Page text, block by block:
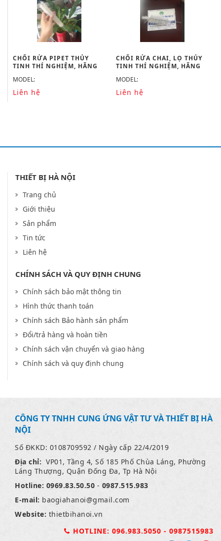
CHỔI RỬA PIPET THỦY
TINH THÍ NGHIỆM, HÃNG
MODEL:
Liên hệ
CHỔI RỬA CHAI, LỌ THỦY
TINH THÍ NGHIỆM, HÃNG
MODEL:
Liên hệ
THIẾT BỊ HÀ NỘI
Trang chủ
Giới thiệu
Sản phẩm
Tin tức
Liên hệ
CHÍNH SÁCH VÀ QUY ĐỊNH CHUNG
Chính sách bảo mật thông tin
Hình thức thanh toán
Chính sách Bảo hành sản phẩm
Đổi/trả hàng và hoàn tiền
Chính sách vận chuyển và giao hàng
Chính sách và quy định chung
CÔNG TY TNHH CUNG ỨNG VẬT TƯ VÀ THIẾT BỊ HÀ
NỘI
Số ĐKKD: 0108709592 / Ngày cấp 22/4/2019
Địa chỉ: VP01, Tầng 4, Số 185 Phố Chùa Láng, Phường
Láng Thượng, Quận Đống Đa, Tp Hà Nội
Hotline: 0969.83.50.50 - 0987.515.983
E-mail: baogiahanoi@gmail.com
Website: thietbihanoi.vn
HOTLINE: 096.983.5050 - 0987515983